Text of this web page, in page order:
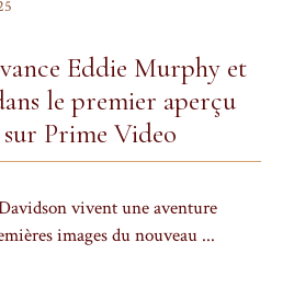
Eddie Murphy et
le premier aperçu
sur Prime Video
vivent une aventure
images du nouveau ...